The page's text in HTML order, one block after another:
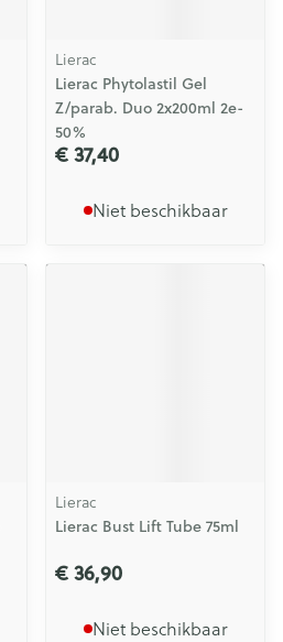
Lierac
Lierac Phytolastil Gel
Z/parab. Duo 2x200ml 2e-
50%
€ 37,40
Niet beschikbaar
Lierac
Lierac Bust Lift Tube 75ml
€ 36,90
Niet beschikbaar